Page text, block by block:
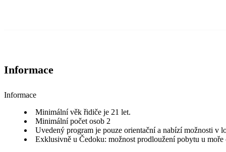
Informace
Informace
Minimální věk řidiče je 21 let.
Minimální počet osob 2
Uvedený program je pouze orientační a nabízí možnosti v
Exklusivně u Čedoku: možnost prodloužení pobytu u moře